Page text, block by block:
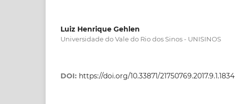
Luiz Henrique Gehlen
Universidade do Vale do Rio dos Sinos - UNISINOS
DOI: https://doi.org/10.33871/21750769.2017.9.1.1834